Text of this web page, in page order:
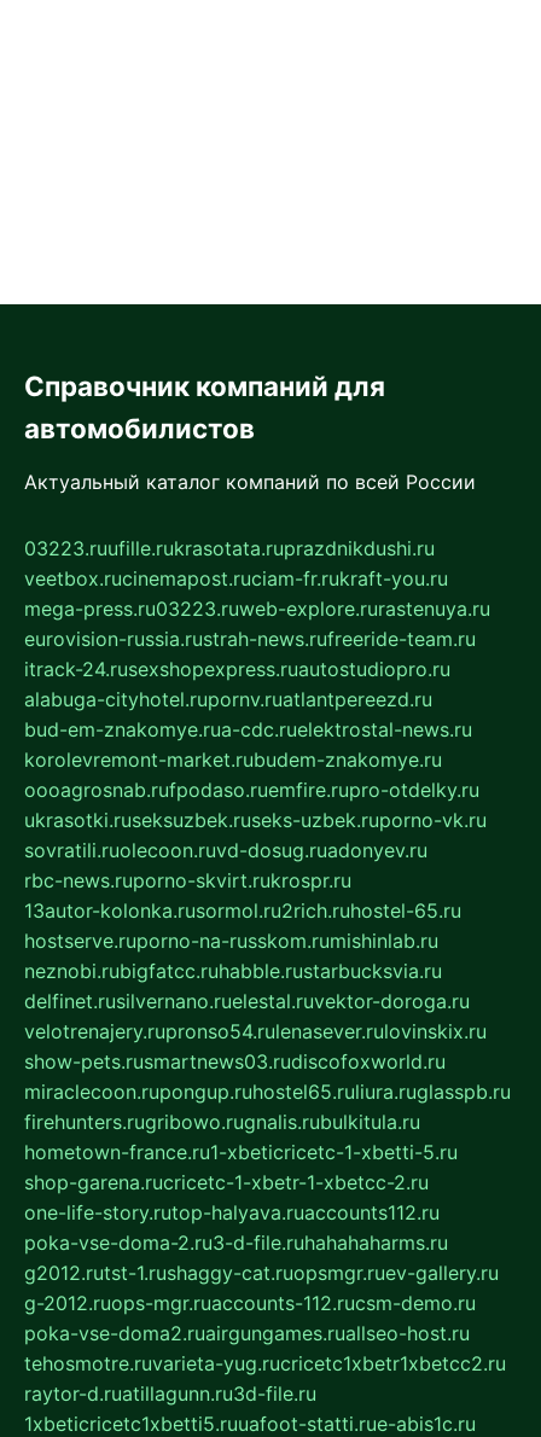
Справочник компаний для
автомобилистов
Актуальный каталог компаний по всей России
03223.ruufille.rukrasotata.ruprazdnikdushi.ru
veetbox.rucinemapost.ruciam-fr.rukraft-you.ru
mega-press.ru03223.ruweb-explore.rurastenuya.ru
eurovision-russia.rustrah-news.rufreeride-team.ru
itrack-24.rusexshopexpress.ruautostudiopro.ru
alabuga-cityhotel.rupornv.ruatlantpereezd.ru
bud-em-znakomye.rua-cdc.ruelektrostal-news.ru
korolevremont-market.rubudem-znakomye.ru
oooagrosnab.rufpodaso.ruemfire.rupro-otdelky.ru
ukrasotki.ruseksuzbek.ruseks-uzbek.ruporno-vk.ru
sovratili.ruolecoon.ruvd-dosug.ruadonyev.ru
rbc-news.ruporno-skvirt.rukrospr.ru
13autor-kolonka.rusormol.ru2rich.ruhostel-65.ru
hostserve.ruporno-na-russkom.rumishinlab.ru
neznobi.rubigfatcc.ruhabble.rustarbucksvia.ru
delfinet.rusilvernano.ruelestal.ruvektor-doroga.ru
velotrenajery.rupronso54.rulenasever.rulovinskix.ru
show-pets.rusmartnews03.rudiscofoxworld.ru
miraclecoon.rupongup.ruhostel65.ruliura.ruglasspb.ru
firehunters.rugribowo.rugnalis.rubulkitula.ru
hometown-france.ru1-xbeticricetc-1-xbetti-5.ru
shop-garena.rucricetc-1-xbetr-1-xbetcc-2.ru
one-life-story.rutop-halyava.ruaccounts112.ru
poka-vse-doma-2.ru3-d-file.ruhahahaharms.ru
g2012.rutst-1.rushaggy-cat.ruopsmgr.ruev-gallery.ru
g-2012.ruops-mgr.ruaccounts-112.rucsm-demo.ru
poka-vse-doma2.ruairgungames.ruallseo-host.ru
tehosmotre.ruvarieta-yug.rucricetc1xbetr1xbetcc2.ru
raytor-d.ruatillagunn.ru3d-file.ru
1xbeticricetc1xbetti5.ruuafoot-statti.rue-abis1c.ru